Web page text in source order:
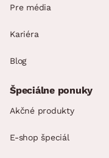
Pre média
Kariéra
Blog
Špeciálne ponuky
Akčné produkty
E-shop špeciál